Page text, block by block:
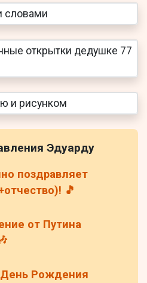
Эдуарду
поздравляет
🎵
от Путина
Рождения